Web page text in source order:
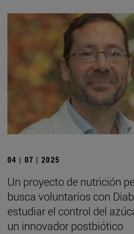
04 | 07 | 2025
Un proyecto de nutrición
busca voluntarios con
estudiar el control del
un innovador postbiótico